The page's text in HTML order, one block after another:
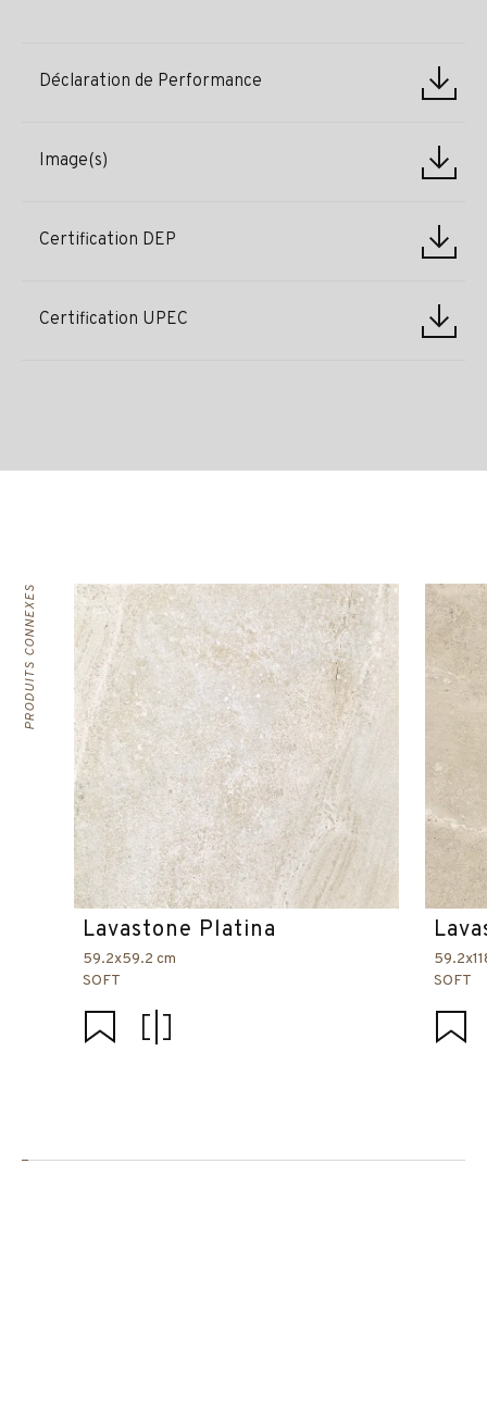
Déclaration de Performance
Image(s)
Certification DEP
Certification UPEC
PRODUITS CONNEXES
Lavastone Platina
59.2x59.2 cm
SOFT
SOFT